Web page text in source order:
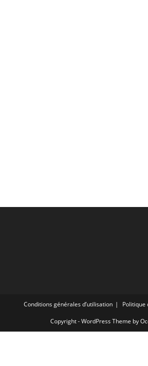
Conditions générales d’utilisation Politique
Copyright - WordPress Theme by